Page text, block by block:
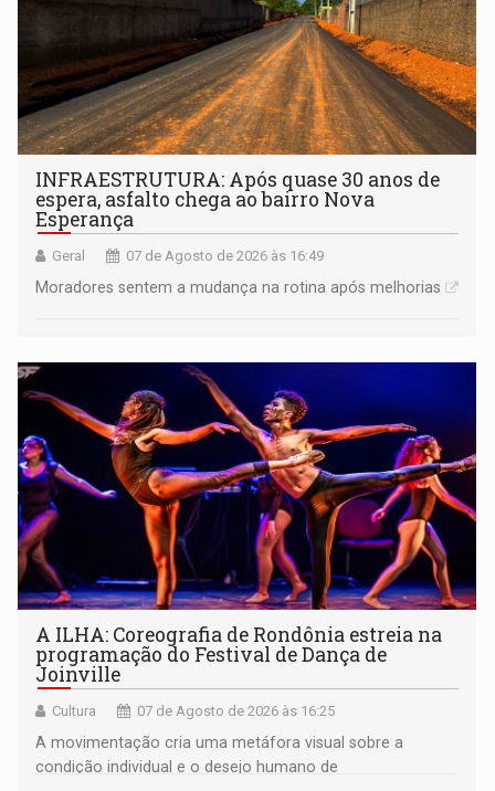
INFRAESTRUTURA: Após quase 30 anos de
espera, asfalto chega ao bairro Nova
Esperança
Geral 07 de Agosto de 2026 às 16:49
Moradores sentem a mudança na rotina após melhorias
A ILHA: Coreografia de Rondônia estreia na
programação do Festival de Dança de
Joinville
Cultura 07 de Agosto de 2026 às 16:25
A movimentação cria uma metáfora visual sobre a
condição individual e o desejo humano de